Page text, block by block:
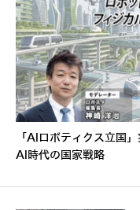
「AIロボティクス立国
AI時代の国家戦略